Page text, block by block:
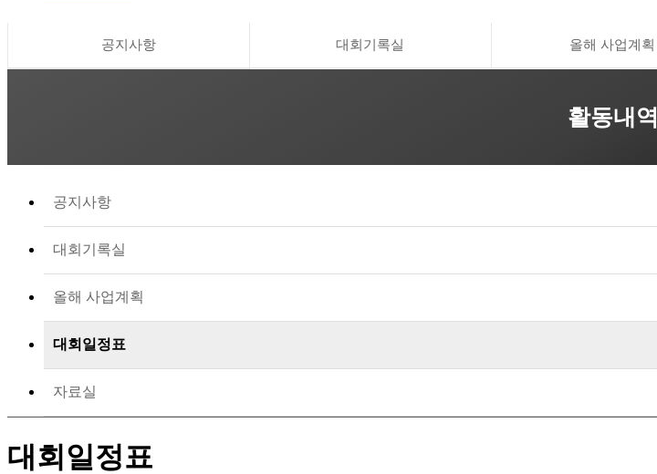
공지사항 대회기록실 올해 사업계획
활동내역
공지사항
대회기록실
올해 사업계획
대회일정표
자료실
대회일정표